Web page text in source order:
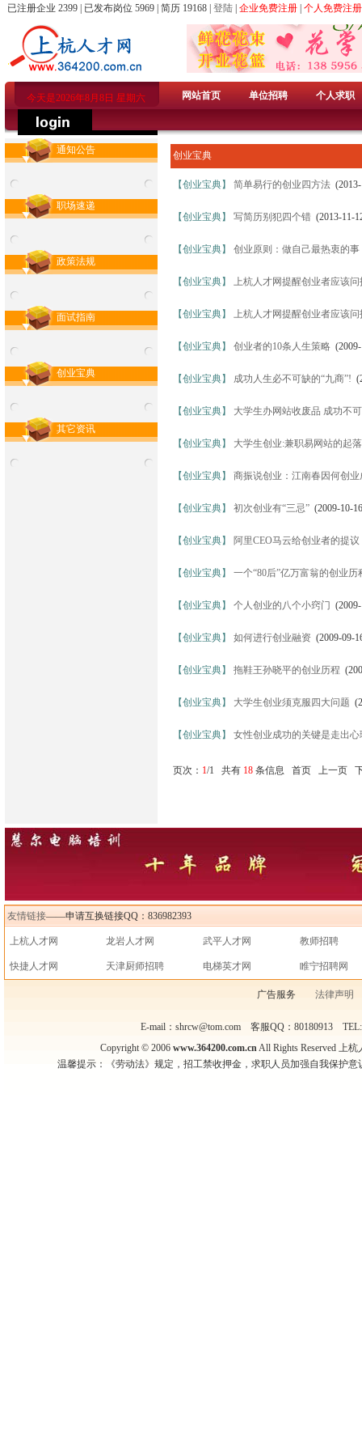
已注册企业 2399 | 已发布岗位 5969 | 简历 19168 | 登陆 企业免费注册 个人免费注册
今天是2026年8月8日 星期六 网站首页 单位招聘 个人求职
通知公告
职场速递
政策法规
面试指南
创业宝典
其它资讯
创业宝典
【创业宝典】 简单易行的创业四方法(2013-
【创业宝典】 写简历别犯四个错(2013-11-
【创业宝典】 创业原则：做自己最热衷的事
【创业宝典】 上杭人才网提醒创业者应该
【创业宝典】 上杭人才网提醒创业者应该
【创业宝典】 创业者的10条人生策略(2009-
【创业宝典】 成功人生必不可缺的“九商”!
【创业宝典】 大学生办网站收废品 成功不
【创业宝典】 大学生创业:兼职易网站的起落
【创业宝典】 商振说创业：江南春因何创业
【创业宝典】 初次创业有“三忌”(2009-10-
【创业宝典】 阿里CEO马云给创业者的提议
【创业宝典】 一个“80后”亿万富翁的创业历
【创业宝典】 个人创业的八个小窍门
【创业宝典】 如何进行创业融资(2009-09-
【创业宝典】 拖鞋王孙晓平的创业历程
【创业宝典】 大学生创业须克服四大问题
【创业宝典】 女性创业成功的关键是走出心
页次： 1/1 共有 18条信息 首页 上一页
友情链接——申请互换链接QQ：836982393
上杭人才网 龙岩人才网 武平人才网 教师招聘
快捷人才网 天津厨师招聘 电梯英才网 睢宁招聘网
广告服务 法律声明
E-mail：shrcw@tom.com 客服QQ：80180913
Copyright © 2006 www.364200.com.cnAll Rights Reserved
温馨提示：《劳动法》规定，招工禁收押金，求职人员加强自我保护